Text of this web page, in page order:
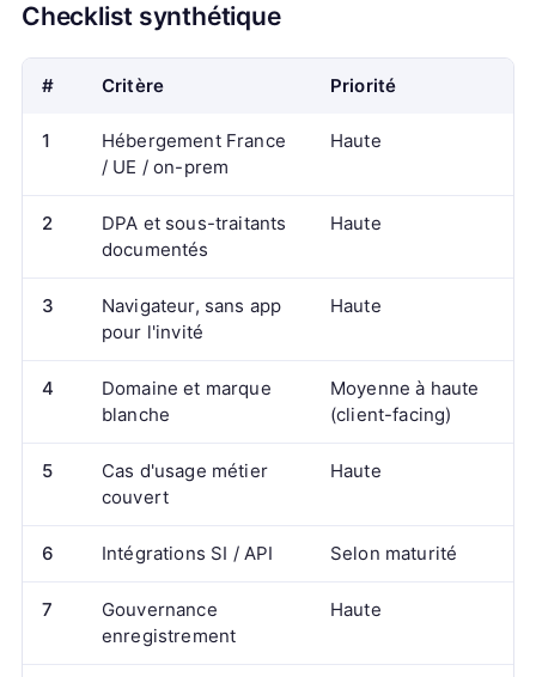
Checklist synthétique
# Critère Priorité
1
Hébergement France
/ UE / on-prem
Haute
2
DPA et sous-traitants
documentés
Haute
3
Navigateur, sans app
pour l'invité
Haute
4
Domaine et marque
blanche
Moyenne à haute
(client-facing)
5
Cas d'usage métier
couvert
Haute
6 Intégrations SI / API Selon maturité
7
Gouvernance
enregistrement
Haute